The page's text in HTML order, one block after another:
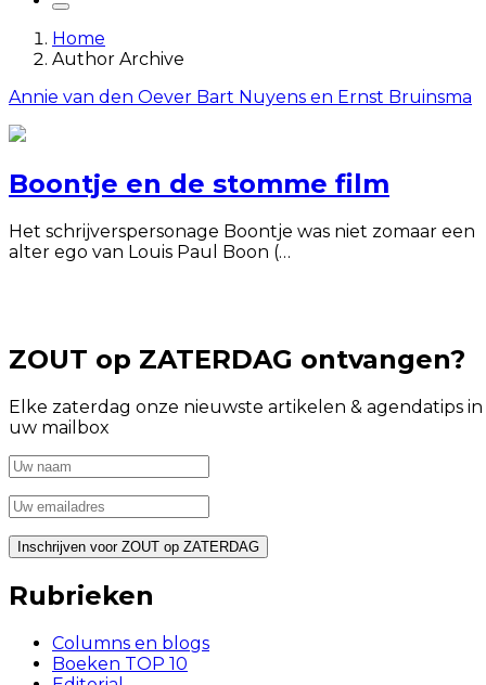
Home
Author Archive
Annie van den Oever Bart Nuyens en Ernst Bruinsma
Boontje en de stomme film
Het schrijverspersonage Boontje was niet zomaar een
alter ego van Louis Paul Boon (…
ZOUT op ZATERDAG ontvangen?
Elke zaterdag onze nieuwste artikelen & agendatips in
uw mailbox
Rubrieken
Columns en blogs
Boeken TOP 10